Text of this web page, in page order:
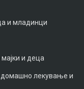
и младинци
и деца
лекување и